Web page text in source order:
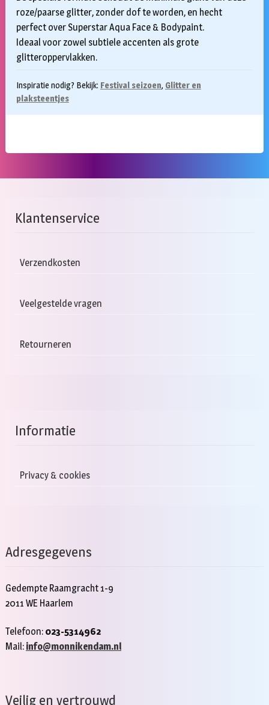
roze/paarse glitter, zonder dof te worden, en hecht
perfect over Superstar Aqua Face & Bodypaint.
Ideaal voor zowel subtiele accenten als grote
glitteroppervlakken.
Inspiratie nodig? Bekijk: Festival seizoen, Glitter en
plaksteentjes
Klantenservice
Verzendkosten
Veelgestelde vragen
Retourneren
Informatie
Privacy & cookies
Adresgegevens
Gedempte Raamgracht 1-9
2011 WE Haarlem
Telefoon: 023-5314962
Mail: info@monnikendam.nl
Veilig en vertrouwd